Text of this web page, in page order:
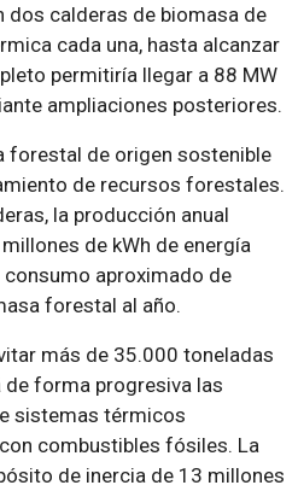
dos calderas de biomasa de
cada una, hasta alcanzar
permitiría llegar a 88 MW
ampliaciones posteriores.
forestal de origen sostenible
de recursos forestales.
la producción anual
de kWh de energía
aproximado de
forestal al año.
más de 35.000 toneladas
de forma progresiva las
sistemas térmicos
combustibles fósiles. La
de inercia de 13 millones